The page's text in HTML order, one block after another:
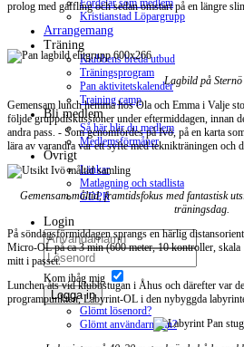
Fördelar som medlem
Kristianstad Löpargrupp
Arrangemang
Träning
Klubbens breda utbud
Träningsprogram
Pan aktivitetskalender
Training camp
Bli medlem
Så här blir du medlem
Medlemsförmåner
Övrigt
Länkar
Matlagning och stadlista
GDPR
Login
Kom ihåg mig
Logga in
Glömt lösenord?
Glömt användarnamn?
prolog med gaffling och sedan omstart på en längre
Lagbild på Sternö
Gemensam lunch hemma hos Ola och Emma i Valje
följde gruppdiskussioner under eftermiddagen, innan
andra pass. - Som genomfördes på Ivö, på en karta
lära av varandra var ett syfte med teknikträningen och
Gemensam måltid, framtidsfokus med fantastisk
träningsdag.
På söndagsförmiddagen sprangs en härlig
Micro-OL på ca 3 min (600 meter, 10 kontroller, skala
mitt i passet.
Lunchen åts vid klubbstugan i Åhus och därefter var
programpunkten, Labyrint-OL i den nybyggda